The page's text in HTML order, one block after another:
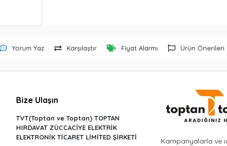
Yorum Yaz Karşılaştır Fiyat Alarmı Ürün Önerileri
Bize Ulaşın
TVT(Toptan ve Toptan) TOPTAN
HIRDAVAT ZÜCCACİYE ELEKTRİK
ELEKTRONİK TİCARET LİMİTED ŞİRKETİ
Kampanyalarla ve